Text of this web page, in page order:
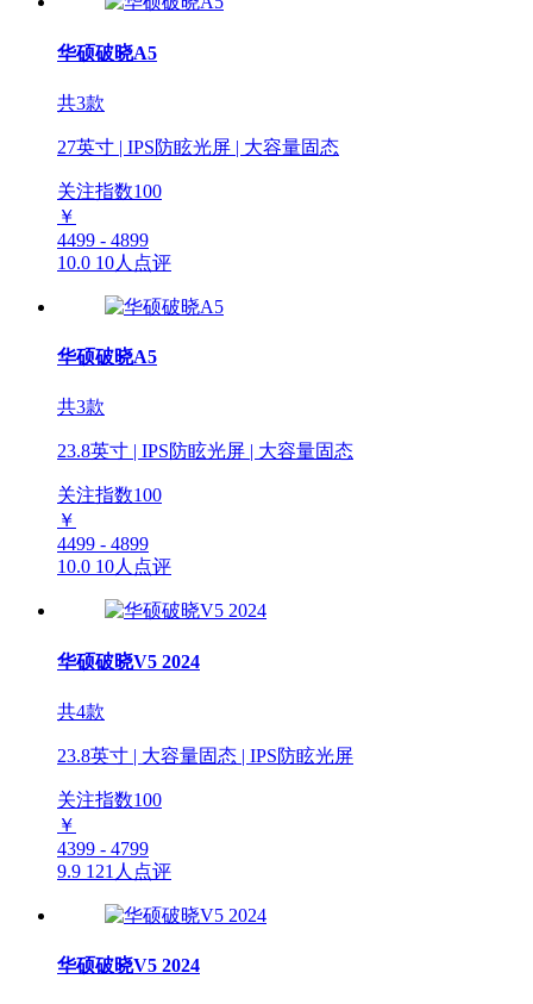
华硕破晓A5
共3款
27英寸 | IPS防眩光屏 | 大容量固态
关注指数100
￥
4499 - 4899
10.0 10人点评
华硕破晓A5
共3款
23.8英寸 | IPS防眩光屏 | 大容量固态
关注指数100
￥
4499 - 4899
10.0 10人点评
华硕破晓V5 2024
共4款
23.8英寸 | 大容量固态 | IPS防眩光屏
关注指数100
￥
4399 - 4799
9.9 121人点评
华硕破晓V5 2024